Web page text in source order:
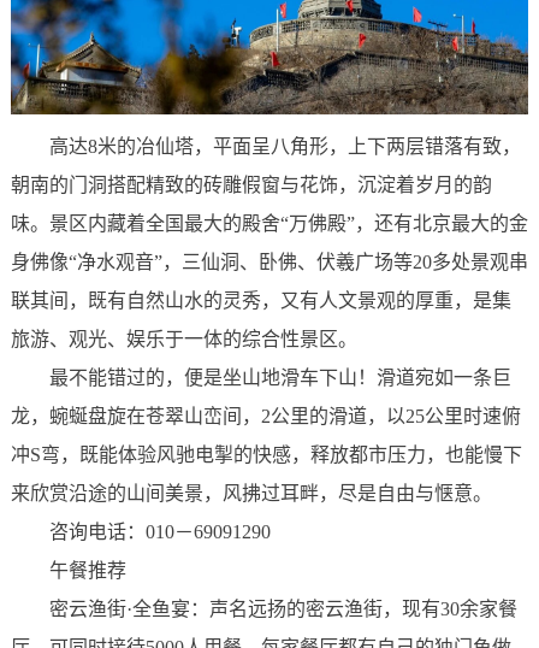
高达8米的冶仙塔，平面呈八角形，上下两层错落有致，
朝南的门洞搭配精致的砖雕假窗与花饰，沉淀着岁月的韵
味。景区内藏着全国最大的殿舍“万佛殿”，还有北京最大的金
身佛像“净水观音”，三仙洞、卧佛、伏羲广场等20多处景观串
联其间，既有自然山水的灵秀，又有人文景观的厚重，是集
旅游、观光、娱乐于一体的综合性景区。
最不能错过的，便是坐山地滑车下山！滑道宛如一条巨
龙，蜿蜒盘旋在苍翠山峦间，2公里的滑道，以25公里时速俯
冲S弯，既能体验风驰电掣的快感，释放都市压力，也能慢下
来欣赏沿途的山间美景，风拂过耳畔，尽是自由与惬意。
咨询电话：010－69091290
午餐推荐
密云渔街·全鱼宴：声名远扬的密云渔街，现有30余家餐